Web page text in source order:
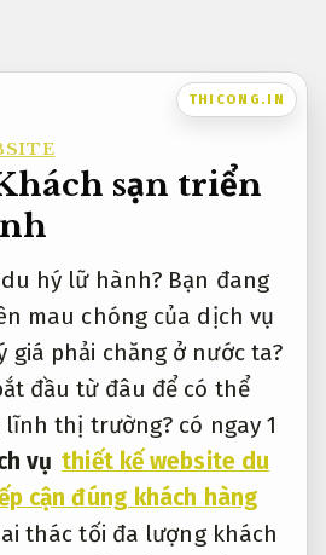
THICONG.IN
sạn triển
hý lữ hành? Bạn đang
mau chóng của dịch vụ
giá phải chăng ở nước ta?
đầu từ đâu để có thể
thị trường? có ngay 1
vụ thiết kế website du
cận đúng khách hàng
thác tối đa lượng khách